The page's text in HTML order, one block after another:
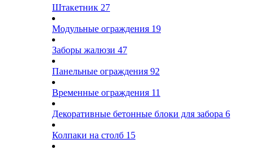
Штакетник 27
Модульные ограждения 19
Заборы жалюзи 47
Панельные ограждения 92
Временные ограждения 11
Декоративные бетонные блоки для забора 6
Колпаки на столб 15